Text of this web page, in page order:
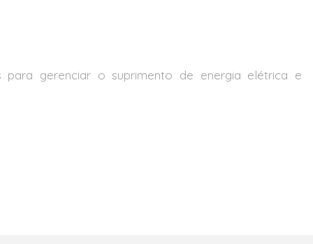
gerenciar o suprimento de energia elétrica e